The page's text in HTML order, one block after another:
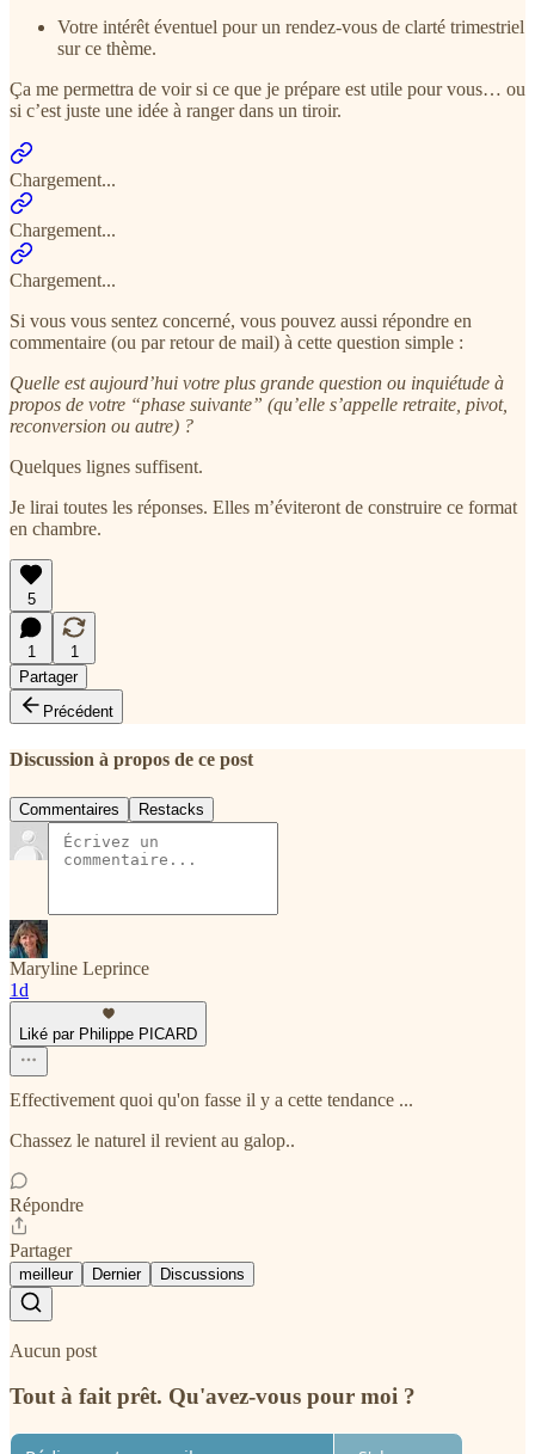
Votre intérêt éventuel pour un rendez‑vous de clarté trimestriel
sur ce thème.
Ça me permettra de voir si ce que je prépare est utile pour vous… ou
si c’est juste une idée à ranger dans un tiroir.
Chargement...
Chargement...
Chargement...
Si vous vous sentez concerné, vous pouvez aussi répondre en
commentaire (ou par retour de mail) à cette question simple :
Quelle est aujourd’hui votre plus grande question ou inquiétude à
propos de votre “phase suivante” (qu’elle s’appelle retraite, pivot,
reconversion ou autre) ?
Quelques lignes suffisent.
Je lirai toutes les réponses. Elles m’éviteront de construire ce format
en chambre.
5
1
1
Partager
Précédent
Discussion à propos de ce post
Commentaires Restacks
Maryline Leprince
1d
Liké par Philippe PICARD
Effectivement quoi qu'on fasse il y a cette tendance ...
Chassez le naturel il revient au galop..
Répondre
Partager
meilleur Dernier Discussions
Aucun post
Tout à fait prêt. Qu'avez-vous pour moi ?